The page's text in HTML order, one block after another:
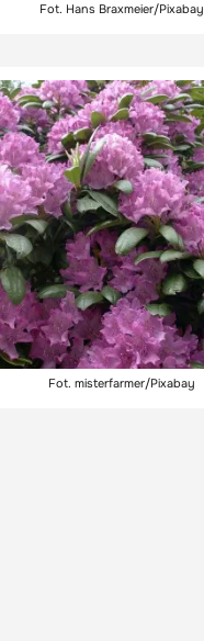
Fot. Hans Braxmeier/Pixabay
Fot. misterfarmer/Pixabay